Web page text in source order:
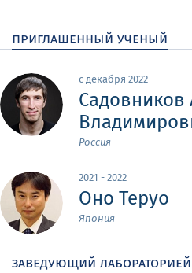
приглашенный ученый
с декабря 2022
Садовников
Россия
2021 - 2022
Оно Теруо
Япония
заведующий лабораторией